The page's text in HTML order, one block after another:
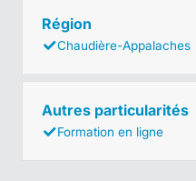
Région
Chaudière-Appalaches
Autres particularités
Formation en ligne